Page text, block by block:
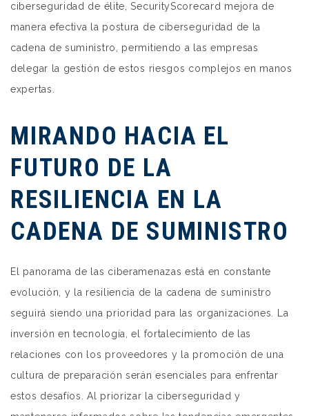
ciberseguridad de élite, SecurityScorecard mejora de
manera efectiva la postura de ciberseguridad de la
cadena de suministro, permitiendo a las empresas
delegar la gestión de estos riesgos complejos en manos
expertas.
MIRANDO HACIA EL
FUTURO DE LA
RESILIENCIA EN LA
CADENA DE SUMINISTRO
El panorama de las ciberamenazas está en constante
evolución, y la resiliencia de la cadena de suministro
seguirá siendo una prioridad para las organizaciones. La
inversión en tecnología, el fortalecimiento de las
relaciones con los proveedores y la promoción de una
cultura de preparación serán esenciales para enfrentar
estos desafíos. Al priorizar la ciberseguridad y